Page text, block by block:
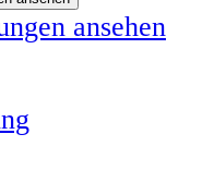
ansehen